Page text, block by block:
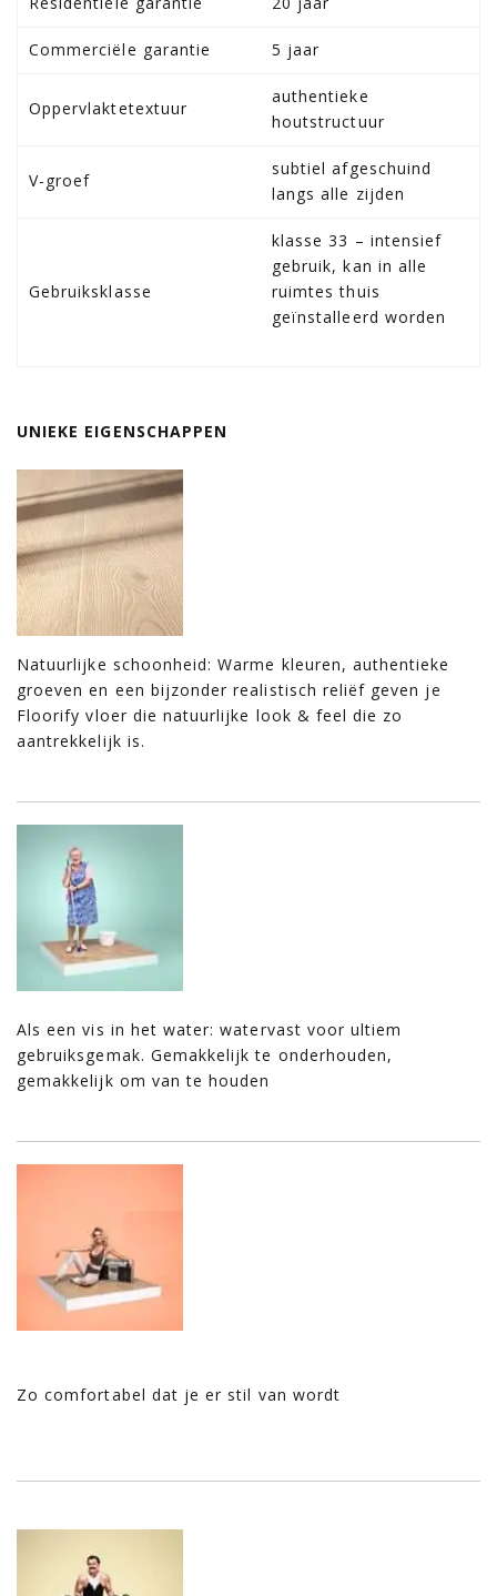
Commerciële garantie 5 jaar
Oppervlaktetextuur
authentieke
houtstructuur
V-groef
subtiel afgeschuind
langs alle zijden
Gebruiksklasse
klasse 33 – intensief
gebruik, kan in alle
ruimtes thuis
geïnstalleerd worden
UNIEKE EIGENSCHAPPEN
Natuurlijke schoonheid: Warme kleuren, authentieke
groeven en een bijzonder realistisch reliëf geven je
Floorify vloer die natuurlijke look & feel die zo
aantrekkelijk is.
Als een vis in het water: watervast voor ultiem
gebruiksgemak. Gemakkelijk te onderhouden,
gemakkelijk om van te houden
Zo comfortabel dat je er stil van wordt